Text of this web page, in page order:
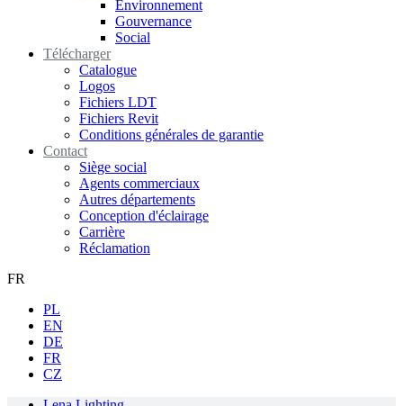
Environnement
Gouvernance
Social
Télécharger
Catalogue
Logos
Fichiers LDT
Fichiers Revit
Conditions générales de garantie
Contact
Siège social
Agents commerciaux
Autres départements
Conception d'éclairage
Carrière
Réclamation
FR
PL
EN
DE
FR
CZ